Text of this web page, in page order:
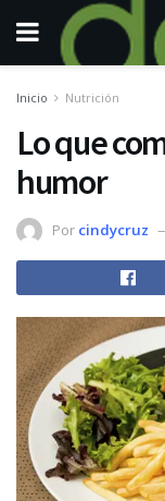
Inicio Nutrición
Lo que
humor
Por cindycruz